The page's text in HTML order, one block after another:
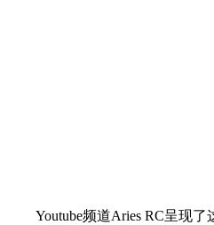
Youtube频道Aries RC呈现